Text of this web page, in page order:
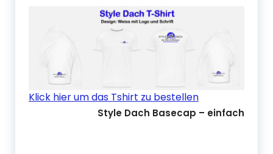
Klick hier um das Tshirt zu bestellen
Style Dach Basecap – einfach